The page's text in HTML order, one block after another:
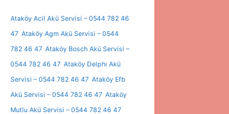
Ataköy Acil Akü Servisi – 0544 782 46
47 Ataköy Agm Akü Servisi – 0544
782 46 47 Ataköy Bosch Akü Servisi –
0544 782 46 47 Ataköy Delphı Akü
Servisi – 0544 782 46 47 Ataköy Efb
Akü Servisi – 0544 782 46 47 Ataköy
Mutlu Akü Servisi – 0544 782 46 47